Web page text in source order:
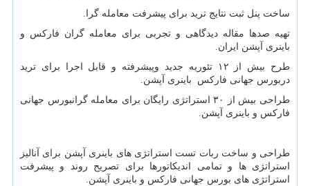
ساخت پنل ثبت نتایج ترید برای پیشرفت معامله گرا.
تهیه صدها مقاله دیدگاهی و تجربی برای معامله گران فارکس و
باینری آپشن ایران.
طرح بیش از ۱۲ تئوریه جدید وپیشرفته و قابل اجرا برای ترید
دربورس جهانی فارکس باینری آپشن.
طراحی بیش از ۳۰ استراتژی رایگان برای معامله گرانبورس جهانی
فارکس و باینری آپشن.
طراحی و ساخت ربات تست استراتژی های باینری آپشن برای آنالیز
استراتژی ها و تمامی اندیکاتورها برای تصریح روند و پیشرفت
استراتژی های بورس جهانی فارکس و باینری آپشن.